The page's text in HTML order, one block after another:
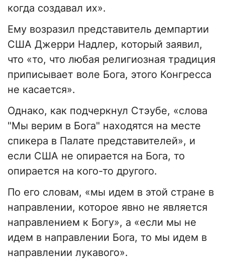
когда создавал их».
Ему возразил представитель демпартии
США Джерри Надлер, который заявил,
что «то, что любая религиозная традиция
приписывает воле Бога, этого Конгресса
не касается».
Однако, как подчеркнул Стэубе, «слова
"Мы верим в Бога" находятся на месте
спикера в Палате представителей», и
если США не опирается на Бога, то
опирается на кого-то другого.
По его словам, «мы идем в этой стране в
направлении, которое явно не является
направлением к Богу», а «если мы не
идем в направлении Бога, то мы идем в
направлении лукавого».